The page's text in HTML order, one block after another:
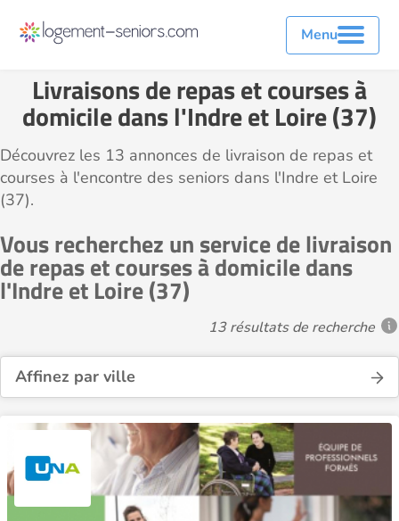
Menu
Livraisons de repas et courses à
domicile dans l'Indre et Loire (37)
Découvrez les 13 annonces de livraison de repas et
courses à l'encontre des seniors dans l'Indre et Loire
(37).
Vous recherchez un service de livraison
de repas et courses à domicile dans
l'Indre et Loire (37)
13 résultats de recherche
Affinez par ville